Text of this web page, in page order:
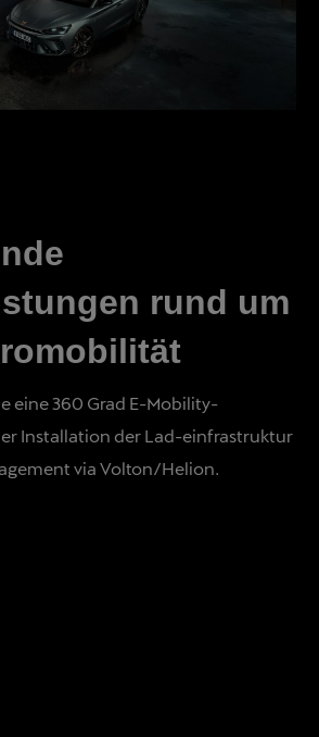
rund um
eine 360 Grad E-Mobility-
Installation der Lad-einfrastruktur
via Volton/Helion.